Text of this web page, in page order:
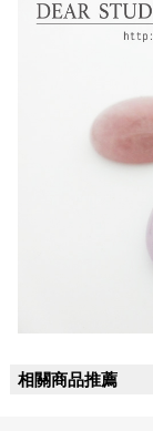
相關商品推薦